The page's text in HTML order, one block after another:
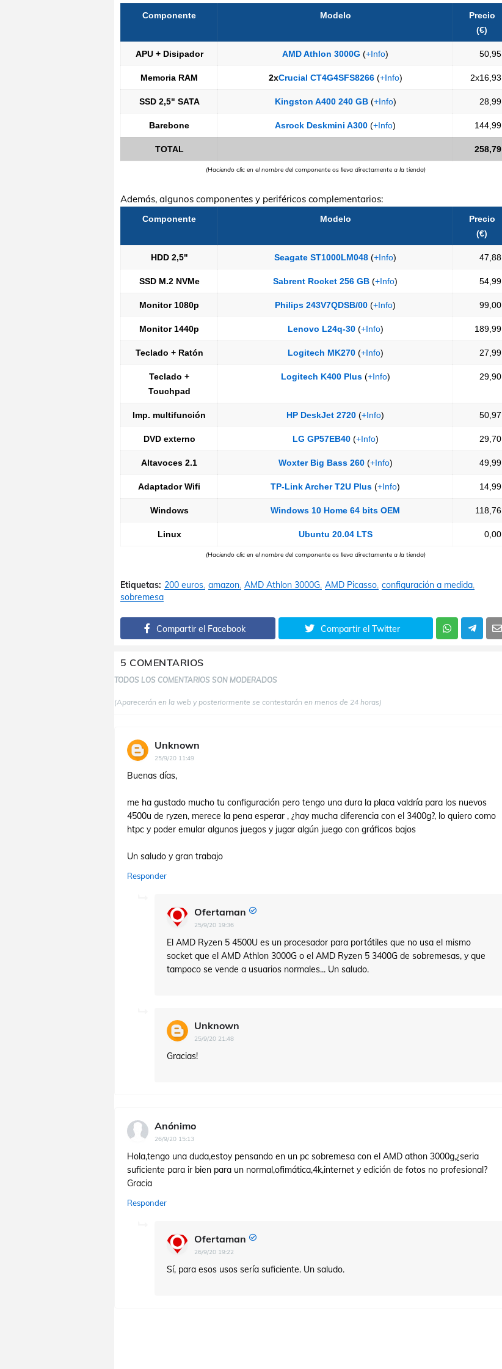
Componente Modelo
Precio
(€)
APU + Disipador AMD Athlon 3000G (+Info) 50,95
Memoria RAM 2xCrucial CT4G4SFS8266(+Info) 2x16,93
SSD 2,5" SATA Kingston A400 240 GB(+Info) 28,99
Barebone Asrock Deskmini A300 (+Info) 144,99
TOTAL 258,79
(Haciendo clic en el nombre del componente os lleva directamente a la tienda)
Además, algunos componentes y periféricos complementarios:
Componente Modelo
Precio
(€)
HDD 2,5" Seagate ST1000LM048 (+Info) 47,88
SSD M.2 NVMe Sabrent Rocket 256 GB (+Info) 54,99
Monitor 1080p Philips 243V7QDSB/00 (+Info) 99,00
Monitor 1440p Lenovo L24q-30(+Info) 189,99
Teclado + Ratón Logitech MK270(+Info) 27,99
Teclado +
Touchpad
Logitech K400 Plus(+Info) 29,90
Imp. multifunción HP DeskJet 2720 (+Info) 50,97
DVD externo LG GP57EB40(+Info) 29,70
Altavoces 2.1 Woxter Big Bass 260(+Info) 49,99
Adaptador Wifi TP-Link Archer T2U Plus (+Info) 14,99
Windows Windows 10 Home 64 bits OEM 118,76
Linux Ubuntu 20.04 LTS 0,00
(Haciendo clic en el nombre del componente os lleva directamente a la tienda)
Etiquetas: 200 euros amazon AMD Athlon 3000G AMD Picasso configuración a medida
sobremesa
Compartir el Facebook Compartir el Twitter
5 COMENTARIOS
TODOS LOS COMENTARIOS SON MODERADOS
(Aparecerán en la web y posteriormente se contestarán en menos de 24 horas)
Unknown
25/9/20 11:49
Buenas días,
me ha gustado mucho tu configuración pero tengo una dura la placa valdría para los nuevos
4500u de ryzen, merece la pena esperar , ¿hay mucha diferencia con el 3400g?, lo quiero como
htpc y poder emular algunos juegos y jugar algún juego con gráficos bajos
Un saludo y gran trabajo
Responder
Ofertaman
25/9/20 19:36
El AMD Ryzen 5 4500U es un procesador para portátiles que no usa el mismo
socket que el AMD Athlon 3000G o el AMD Ryzen 5 3400G de sobremesas, y que
tampoco se vende a usuarios normales... Un saludo.
Unknown
25/9/20 21:48
Gracias!
Anónimo
26/9/20 15:13
Hola,tengo una duda,estoy pensando en un pc sobremesa con el AMD athon 3000g,¿seria
suficiente para ir bien para un normal,ofimática,4k,internet y edición de fotos no profesional?
Gracia
Responder
Ofertaman
26/9/20 19:22
Sí, para esos usos sería suficiente. Un saludo.